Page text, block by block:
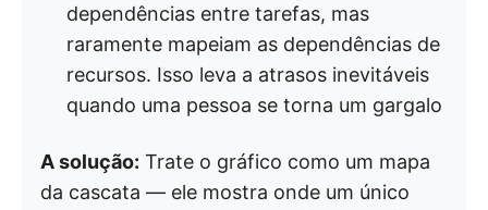
dependências entre tarefas, mas
raramente mapeiam as dependências de
recursos. Isso leva a atrasos inevitáveis
quando uma pessoa se torna um gargalo
A solução: Trate o gráfico como um mapa
da cascata — ele mostra onde um único